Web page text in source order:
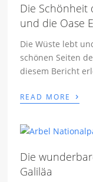
Die Schönheit
und die Oase
Die Wüste lebt
schönen Seiten
diesem Bericht
READ MORE ›
Die
Galiläa